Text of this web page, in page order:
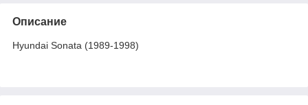
Описание
Hyundai Sonata (1989-1998)